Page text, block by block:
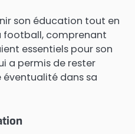
son éducation tout en
football, comprenant
essentiels pour son
a permis de rester
dans sa